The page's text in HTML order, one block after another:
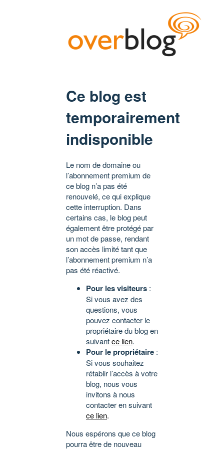
Ce blog est
temporairement
indisponible
Le nom de domaine ou
l’abonnement premium de
ce blog n’a pas été
renouvelé, ce qui explique
cette interruption. Dans
certains cas, le blog peut
également être protégé par
un mot de passe, rendant
son accès limité tant que
l’abonnement premium n’a
pas été réactivé.
Pour les visiteurs :
Si vous avez des
questions, vous
pouvez contacter le
propriétaire du blog en
suivantce lien.
Pour le propriétaire :
Si vous souhaitez
rétablir l’accès à votre
blog, nous vous
invitons à nous
contacter en suivant
ce lien.
Nous espérons que ce blog
pourra être de nouveau